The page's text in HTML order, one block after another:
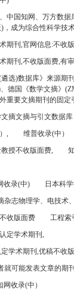
国知网、万方数据
成为综合性科学技术
期刊,官网信息:不收
期刊,不收版面费,有
选)数据库》来源期
德国《数学文摘》
重要文摘期刊的固定
摘文摘与引文数据库
, 维普收录(中）
授不收版面费,
收录(中)
日本科
杂志物理学、电技术
收版面费
工程索
定学术期刊,
学术期刊,优稿不收
就可能发表文章的期
网收录(中）